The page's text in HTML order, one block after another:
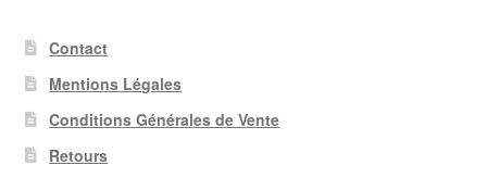
Contact
Mentions Légales
Conditions Générales de Vente
Retours